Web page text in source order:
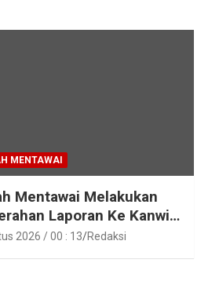
MENTAWAI
Mentawai Melakukan
Laporan Ke Kanwil
ATR/BPN RI Sumbar
2026 / 00 : 13 Redaksi